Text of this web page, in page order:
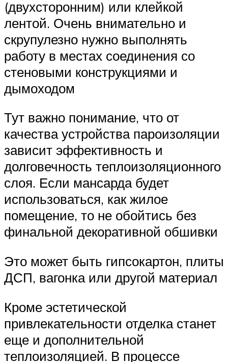
(двухсторонним) или клейкой
лентой. Очень внимательно и
скрупулезно нужно выполнять
работу в местах соединения со
стеновыми конструкциями и
дымоходом
Тут важно понимание, что от
качества устройства пароизоляции
зависит эффективность и
долговечность теплоизоляционного
слоя. Если мансарда будет
использоваться, как жилое
помещение, то не обойтись без
финальной декоративной обшивки
Это может быть гипсокартон, плиты
ДСП, вагонка или другой материал
Кроме эстетической
привлекательности отделка станет
еще и дополнительной
теплоизоляцией. В процессе